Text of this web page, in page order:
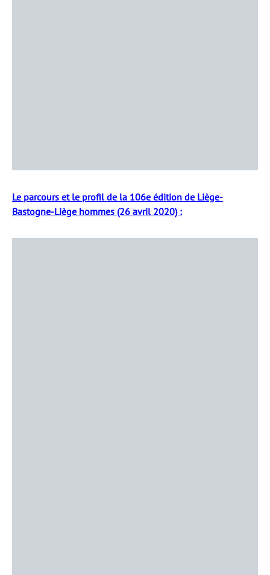
Le parcours et le profil de la 106e édition de Liège-
Bastogne-Liège hommes (26 avril 2020) :